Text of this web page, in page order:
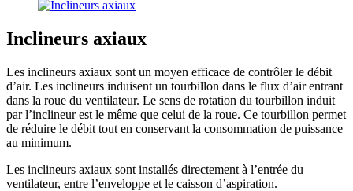
Inclineurs axiaux
Les inclineurs axiaux sont un moyen efficace de contrôler le débit
d’air. Les inclineurs induisent un tourbillon dans le flux d’air entrant
dans la roue du ventilateur. Le sens de rotation du tourbillon induit
par l’inclineur est le même que celui de la roue. Ce tourbillon permet
de réduire le débit tout en conservant la consommation de puissance
au minimum.
Les inclineurs axiaux sont installés directement à l’entrée du
ventilateur, entre l’enveloppe et le caisson d’aspiration.